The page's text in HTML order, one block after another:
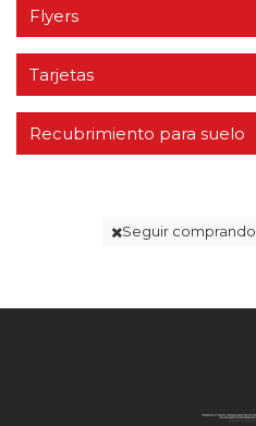
Flyers
Tarjetas
Recubrimiento para suelo
Seguir comprando